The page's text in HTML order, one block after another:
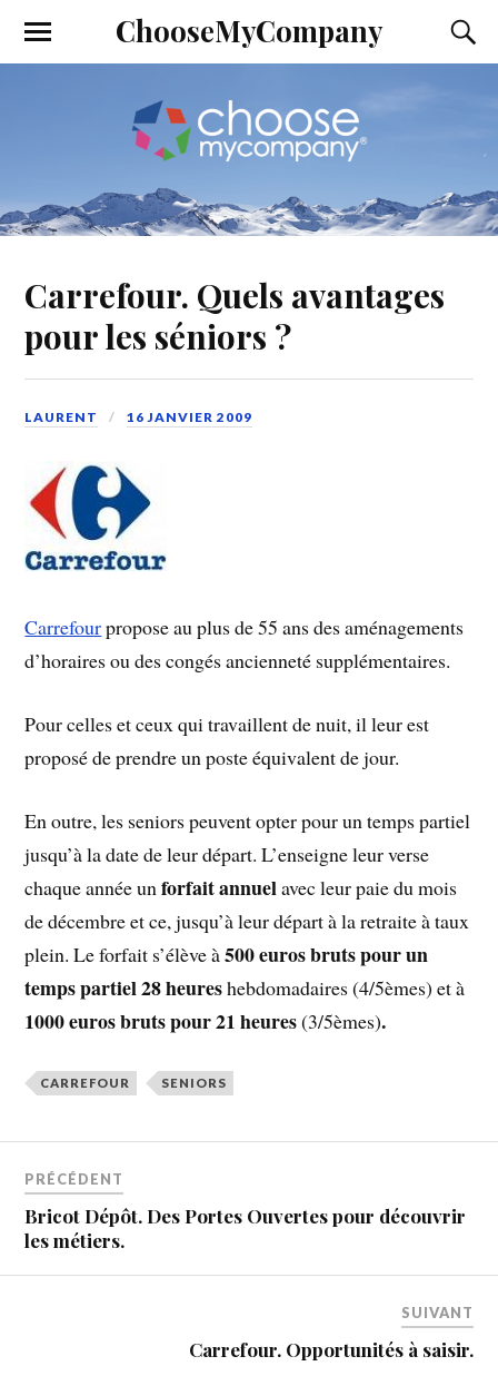
ChooseMyCompany
Carrefour. Quels avantages
pour les séniors ?
LAURENT 16 JANVIER 2009
Carrefourpropose au plus de 55 ans des aménagements
d’horaires ou des congés ancienneté supplémentaires.
Pour celles et ceux qui travaillent de nuit, il leur est
proposé de prendre un poste équivalent de jour.
En outre, les seniors peuvent opter pour un temps partiel
jusqu’à la date de leur départ. L’enseigne leur verse
chaque année unforfait annuelavec leur paie du mois
de décembre et ce, jusqu’à leur départ à la retraite à taux
plein. Le forfait s’élève à500 euros bruts pour un
temps partiel 28 heureshebdomadaires (4/5èmes) et à
1000 euros bruts pour 21 heures(3/5èmes).
CARREFOUR SENIORS
PRÉCÉDENT
Bricot Dépôt. Des Portes Ouvertes pour découvrir
les métiers.
SUIVANT
Carrefour. Opportunités à saisir.